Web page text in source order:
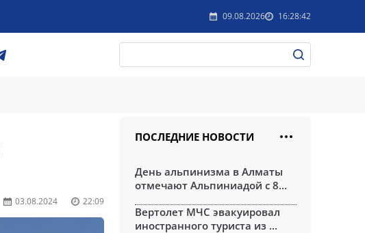
09.08.2026 16:28:42
03.08.2024 22:09
ПОСЛЕДНИЕ НОВОСТИ
День альпинизма в Алматы
отмечают Альпиниадой с 8...
Вертолет МЧС эвакуировал
иностранного туриста из ...